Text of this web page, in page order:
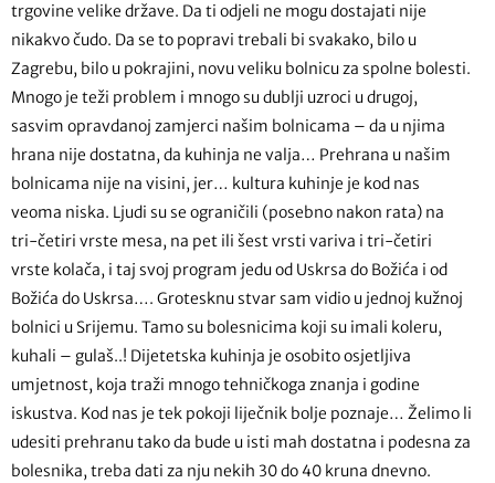
trgovine velike države. Da ti odjeli ne mogu dostajati nije
nikakvo čudo. Da se to popravi trebali bi svakako, bilo u
Zagrebu, bilo u pokrajini, novu veliku bolnicu za spolne bolesti.
Mnogo je teži problem i mnogo su dublji uzroci u drugoj,
sasvim opravdanoj zamjerci našim bolnicama – da u njima
hrana nije dostatna, da kuhinja ne valja… Prehrana u našim
bolnicama nije na visini, jer… kultura kuhinje je kod nas
veoma niska. Ljudi su se ograničili (posebno nakon rata) na
tri-četiri vrste mesa, na pet ili šest vrsti variva i tri-četiri
vrste kolača, i taj svoj program jedu od Uskrsa do Božića i od
Božića do Uskrsa…. Grotesknu stvar sam vidio u jednoj kužnoj
bolnici u Srijemu. Tamo su bolesnicima koji su imali koleru,
kuhali – gulaš..! Dijetetska kuhinja je osobito osjetljiva
umjetnost, koja traži mnogo tehničkoga znanja i godine
iskustva. Kod nas je tek pokoji liječnik bolje poznaje… Želimo li
udesiti prehranu tako da bude u isti mah dostatna i podesna za
bolesnika, treba dati za nju nekih 30 do 40 kruna dnevno.